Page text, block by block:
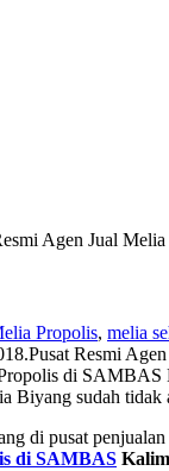
Agen Jual
Propolis, melia
.Pusat Resmi
di SAMBAS
Biyang sudah
di pusat penjualan
di SAMBAS